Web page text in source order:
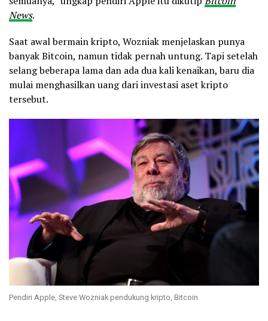
News.
Saat awal bermain kripto, Wozniak menjelaskan punya
banyak Bitcoin, namun tidak pernah untung. Tapi setelah
selang beberapa lama dan ada dua kali kenaikan, baru dia
mulai menghasilkan uang dari investasi aset kripto
tersebut.
Pendiri Apple, Steve Wozniak pendukung kripto, Bitcoin.